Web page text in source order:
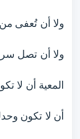
ولا أن تُعفى من
ولا أن تصل
المعية أن لا
أن لا تكون